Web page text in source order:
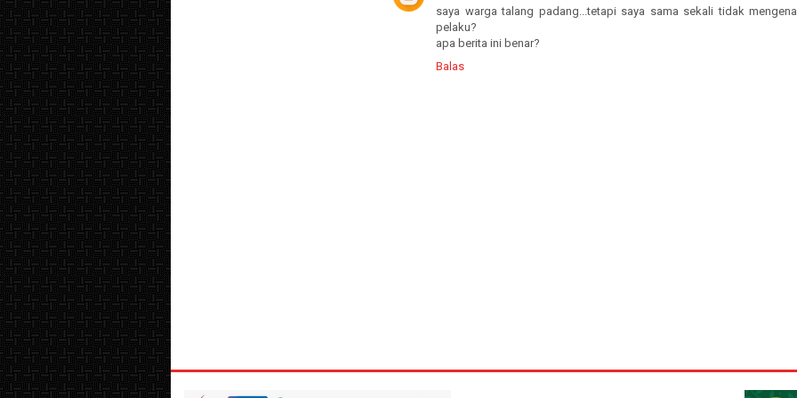
saya warga talang padang...tetapi saya sama sekali tidak
pelaku?
apa berita ini benar?
Balas